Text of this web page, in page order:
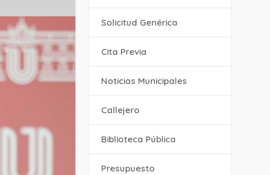
Solicitud Genérica
Cita Previa
‎Noticias Municipales
Callejero
Biblioteca Pública
Presupuesto